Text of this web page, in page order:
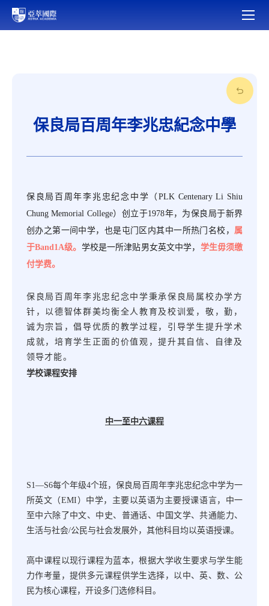
保良局百周年李兆忠紀念中學
保良局百周年李兆忠纪念中学（ PLK Centenary Li Shiu
Chung Memorial College）创立于1978年，为保良局于新界
创办之第一间中学，也是屯门区内其中一所热门名校， 属
于Band1A级。 学校是一所津贴男女英文中学， 学生毋须缴
付学费。
保良局百周年李兆忠纪念中学秉承保良局属校办学方
针，以德智体群美均衡全人教育及校训爱，敬，勤，
诚为宗旨，倡导优质的教学过程，引导学生提升学术
成就，培育学生正面的价值观，提升其自信、自律及
领导才能。
学校课程安排
中一至中六课程
S1—S6每个年级4个班，保良局百周年李兆忠纪念中学为一
所英文（EMI）中学，主要以英语为主要授课语言，中一
至中六除了中文、中史、普通话、中国文学、共通能力、
生活与社会/公民与社会发展外，其他科目均以英语授课。
高中课程以现行课程为蓝本，根据大学收生要求与学生能
力作考量，提供多元课程供学生选择，以中、英、数、公
民为核心课程，开设多门选修科目。